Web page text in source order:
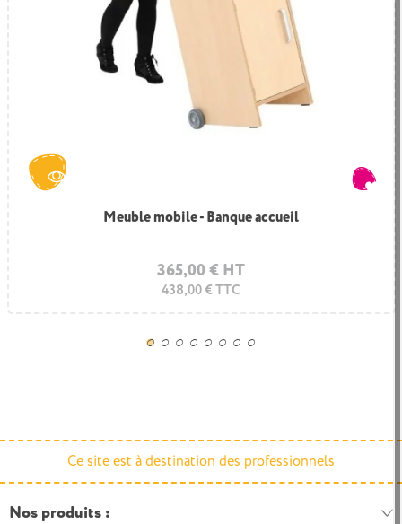
Meuble mobile - Banque accueil
365,00 € HT
438,00 € TTC
Ce site est à destination des professionnels
Nos produits